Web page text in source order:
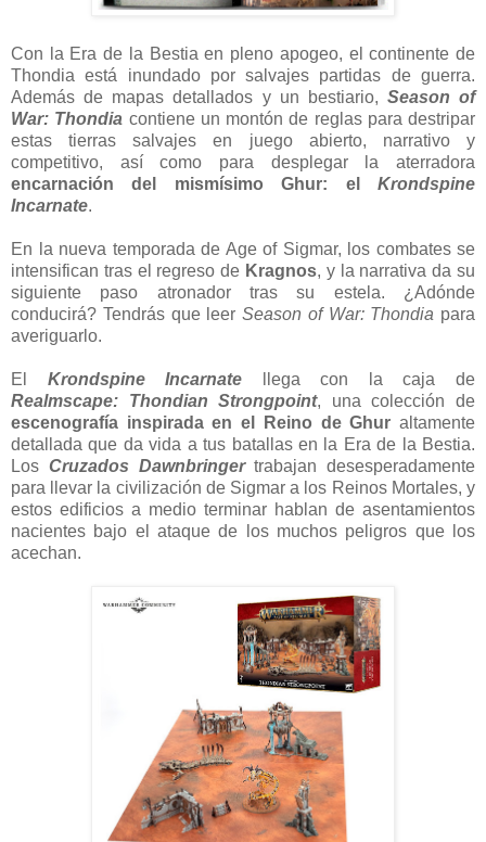
Con la Era de la Bestia en pleno apogeo, el continente de
Thondia está inundado por salvajes partidas de guerra.
Además de mapas detallados y un bestiario, Season of
War: Thondia contiene un montón de reglas para destripar
estas tierras salvajes en juego abierto, narrativo y
competitivo, así como para desplegar la aterradora
encarnación del mismísimo Ghur: el Krondspine
Incarnate.
En la nueva temporada de Age of Sigmar, los combates se
intensifican tras el regreso de Kragnos, y la narrativa da su
siguiente paso atronador tras su estela. ¿Adónde
conducirá? Tendrás que leer Season of War: Thondia para
averiguarlo.
El Krondspine Incarnate
llega con la caja de
Realmscape: Thondian Strongpoint, una colección de
escenografía inspirada en el Reino de Ghur altamente
detallada que da vida a tus batallas en la Era de la Bestia.
Los Cruzados Dawnbringertrabajan desesperadamente
para llevar la civilización de Sigmar a los Reinos Mortales, y
estos edificios a medio terminar hablan de asentamientos
nacientes bajo el ataque de los muchos peligros que los
acechan.